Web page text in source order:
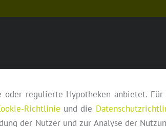
regulierte Hypotheken anbietet.
Richtlinie und die
der Nutzer und zur Analyse der
Impressum und Haftungsausschluss